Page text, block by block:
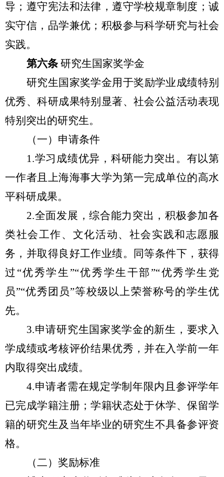
导；遵守宪法和法律，遵守学校规章制度；诚
实守信，品学兼优；积极参与科学研究与社会
实践。
第六条 研究生国家奖学金
研究生国家奖学金用于奖励学业成绩特别
优秀、科研成果特别显著、社会公益活动表现
特别突出的研究生。
（一）申请条件
1.学习成绩优异，科研能力突出。有以第
一作者且上海海事大学为第一完成单位的高水
平科研成果。
2.全面发展，综合能力突出，积极参加各
类社会工作、文化活动、社会实践和志愿服
务，并取得良好工作业绩。同等条件下，获得
过“优秀学生”“优秀学生干部”“优秀学生党
员”“优秀团员”等校级以上荣誉称号的学生优
先。
3.申请研究生国家奖学金的新生，要求入
学成绩或考核评价结果优秀，并在入学前一年
内取得突出成绩。
4.申请者需在规定学制年限内且参评学年
已完成学籍注册；学籍状态处于休学、保留学
籍的研究生及当年毕业的研究生不具备参评资
格。
（二）奖励标准